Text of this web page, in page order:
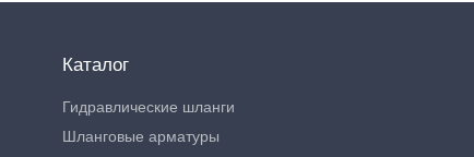
Каталог
Гидравлические шланги
Шланговые арматуры